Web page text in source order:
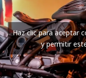
Haz clic para aceptar
y permitir